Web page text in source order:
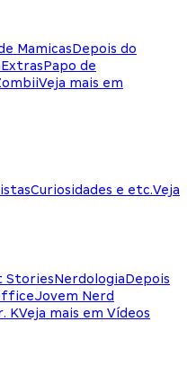
MamicasDepois do
ExtrasPapo de
Veja mais em
Curiosidades e etc.Veja
StoriesNerdologiaDepois
Jovem Nerd
KVeja mais em Vídeos